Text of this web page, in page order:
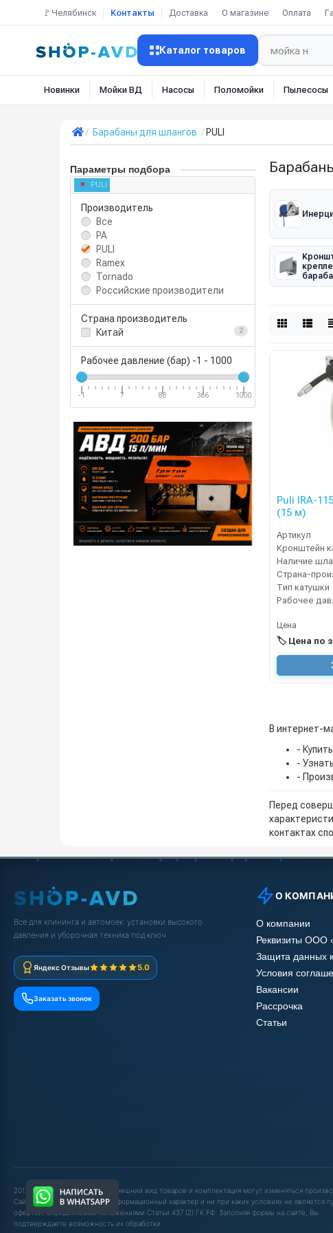
🚩Челябинск Контакты Доставка О магазине Оплата
Каталог товаров
Новинки Мойки ВД Насосы Поломойки Пылесосы
Барабаны для шлангов PULI
Параметры подбора
PULI
Производитель
Все
PA
PULI
Ramex
Tornado
Российские производители
Страна производитель
Китай
2
Рабочее давление (бар) -1 - 1000
-1 7 88 366 1000
Puli IRA-
(15 м)
Артикул
Кронштейн
Наличие
Страна-
Тип катушки
Цена
🏷️ Цена по
В интернет-
-
-
-
Перед
контактах
Всё для клининга и автомоек: установки высокого
давления и уборочная техника под ключ.
Яндекс Отзывы 5.0
Заказать звонок
О
О компании
Реквизиты ООО
Защита данных
Условия
Вакансии
Рассрочка
Статьи
2017-2025 © ООО "ШОП АВД". Внешний вид товаров и комплектация могут изменяться
Сайт носит исключительно информационный характер и ни при каких условиях не является
офертой, определяемой положениями Статьи 437 (2) ГК РФ. Заполняя формы на сайте, Вы
подтверждаете возможность их обработки.